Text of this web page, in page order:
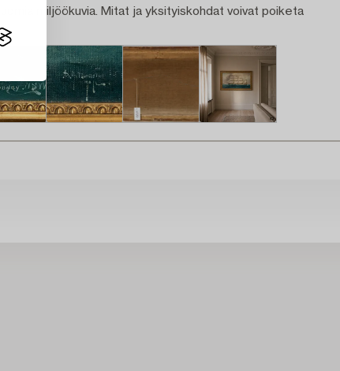
miljöökuvia. Mitat ja yksityiskohdat voivat poiketa